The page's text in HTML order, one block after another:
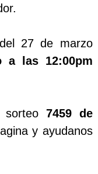
27 de marzo
a las 12:00pm
sorteo 7459 de
y ayudanos